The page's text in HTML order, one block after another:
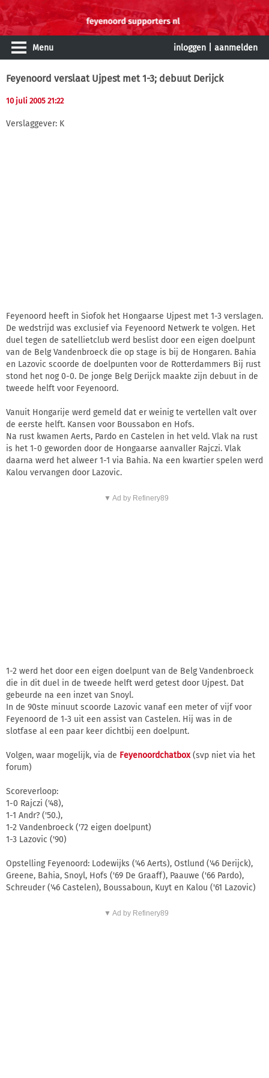
Menu inloggen aanmelden
Feyenoord verslaat Ujpest met 1-3; debuut Derijck
10 juli 2005 21:22
Verslaggever: K
Feyenoord heeft in Siofok het Hongaarse Ujpest met 1-3 verslagen.
De wedstrijd was exclusief via Feyenoord Netwerk te volgen. Het
duel tegen de satellietclub werd beslist door een eigen doelpunt
van de Belg Vandenbroeck die op stage is bij de Hongaren. Bahia
en Lazovic scoorde de doelpunten voor de Rotterdammers Bij rust
stond het nog 0-0. De jonge Belg Derijck maakte zijn debuut in de
tweede helft voor Feyenoord.
Vanuit Hongarije werd gemeld dat er weinig te vertellen valt over
de eerste helft. Kansen voor Boussabon en Hofs.
Na rust kwamen Aerts, Pardo en Castelen in het veld. Vlak na rust
is het 1-0 geworden door de Hongaarse aanvaller Rajczi. Vlak
daarna werd het alweer 1-1 via Bahia. Na een kwartier spelen werd
Kalou vervangen door Lazovic.
▼ Ad by Refinery89
1-2 werd het door een eigen doelpunt van de Belg Vandenbroeck
die in dit duel in de tweede helft werd getest door Ujpest. Dat
gebeurde na een inzet van Snoyl.
In de 90ste minuut scoorde Lazovic vanaf een meter of vijf voor
Feyenoord de 1-3 uit een assist van Castelen. Hij was in de
slotfase al een paar keer dichtbij een doelpunt.
Volgen, waar mogelijk, via de Feyenoordchatbox(svp niet via het
forum)
Scoreverloop:
1-0 Rajczi ('48),
1-1 Andr? ('50.),
1-2 Vandenbroeck ('72 eigen doelpunt)
1-3 Lazovic ('90)
Opstelling Feyenoord: Lodewijks ('46 Aerts), Ostlund ('46 Derijck),
Greene, Bahia, Snoyl, Hofs ('69 De Graaff), Paauwe ('66 Pardo),
Schreuder ('46 Castelen), Boussaboun, Kuyt en Kalou ('61 Lazovic)
▼ Ad by Refinery89